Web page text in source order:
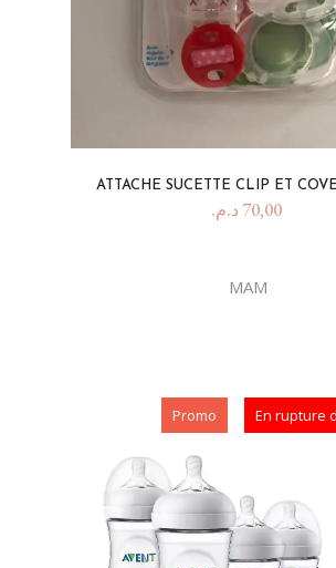
ATTACHE SUCETTE CLIP ET
70,00 د.م.
MAM
Promo En rupture